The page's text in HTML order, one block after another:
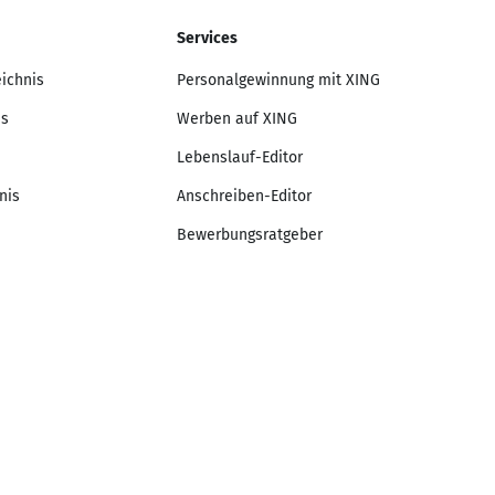
Services
Personalgewinnung mit XING
Werben auf XING
Lebenslauf-Editor
Anschreiben-Editor
Bewerbungsratgeber